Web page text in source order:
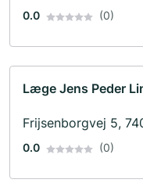
0.0 (0)
Læge Jens Peder
Frijsenborgvej 5,
0.0 (0)